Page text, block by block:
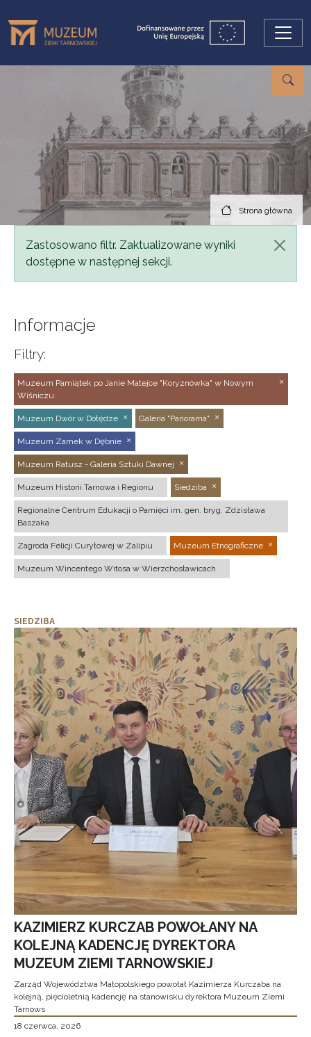
Strona główna
Komunikat
Zastosowano filtr. Zaktualizowane wyniki
dostępne w następnej sekcji.
Informacje
Filtry:
Muzeum Pamiątek po Janie Matejce "Koryznówka" w Nowym
Wiśniczu
Muzeum Dwór w Dołędze Galeria "Panorama"
Muzeum Zamek w Dębnie
Muzeum Ratusz - Galeria Sztuki Dawnej
Muzeum Historii Tarnowa i Regionu Siedziba
Regionalne Centrum Edukacji o Pamięci im. gen. bryg. Zdzisława
Baszaka
Zagroda Felicji Curyłowej w Zalipiu Muzeum Etnograficzne
Muzeum Wincentego Witosa w Wierzchosławicach
SIEDZIBA
KAZIMIERZ KURCZAB POWOŁANY NA
KOLEJNĄ KADENCJĘ DYREKTORA
MUZEUM ZIEMI TARNOWSKIEJ
Zarząd Województwa Małopolskiego powołał Kazimierza Kurczaba na
kolejną, pięcioletnią kadencję na stanowisku dyrektora Muzeum Ziemi
Tarnows
18 czerwca, 2026